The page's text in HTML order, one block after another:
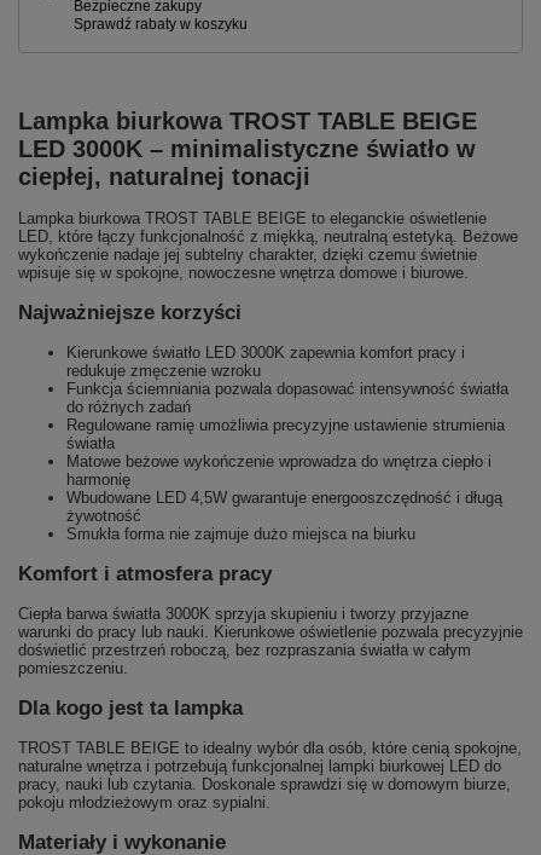
Lampka biurkowa TROST TABLE BEIGE
LED 3000K – minimalistyczne światło w
ciepłej, naturalnej tonacji
Lampka biurkowa TROST TABLE BEIGE to eleganckie oświetlenie
LED, które łączy funkcjonalność z miękką, neutralną estetyką. Beżowe
wykończenie nadaje jej subtelny charakter, dzięki czemu świetnie
wpisuje się w spokojne, nowoczesne wnętrza domowe i biurowe.
Najważniejsze korzyści
Kierunkowe światło LED 3000K zapewnia komfort pracy i
redukuje zmęczenie wzroku
Funkcja ściemniania pozwala dopasować intensywność światła
do różnych zadań
Regulowane ramię umożliwia precyzyjne ustawienie strumienia
światła
Matowe beżowe wykończenie wprowadza do wnętrza ciepło i
harmonię
Wbudowane LED 4,5W gwarantuje energooszczędność i długą
żywotność
Smukła forma nie zajmuje dużo miejsca na biurku
Komfort i atmosfera pracy
Ciepła barwa światła 3000K sprzyja skupieniu i tworzy przyjazne
warunki do pracy lub nauki. Kierunkowe oświetlenie pozwala precyzyjnie
doświetlić przestrzeń roboczą, bez rozpraszania światła w całym
pomieszczeniu.
Dla kogo jest ta lampka
TROST TABLE BEIGE to idealny wybór dla osób, które cenią spokojne,
naturalne wnętrza i potrzebują funkcjonalnej lampki biurkowej LED do
pracy, nauki lub czytania. Doskonale sprawdzi się w domowym biurze,
pokoju młodzieżowym oraz sypialni.
Materiały i wykonanie